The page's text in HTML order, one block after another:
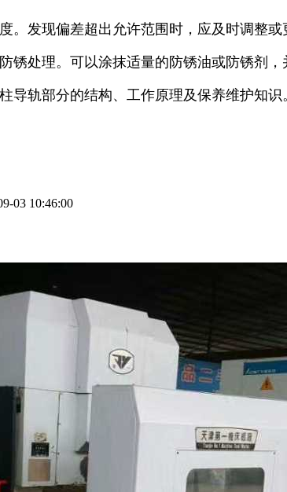
发现偏差超出允许范围时，应及时调整或
锈处理。可以涂抹适量的防锈油或防锈剂，
导轨部分的结构、工作原理及保养维护知
03 10:46:00